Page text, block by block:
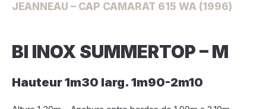
JEANNEAU – CAP CAMARAT 615 WA (1996)
BI INOX SUMMERTOP – M
Hauteur 1m30 larg. 1m90-2m10